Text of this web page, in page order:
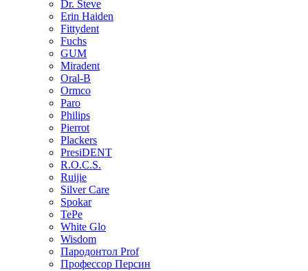
Dr. Steve
Erin Haiden
Fittydent
Fuchs
GUM
Miradent
Oral-B
Ormco
Paro
Philips
Pierrot
Plackers
PresiDENT
R.O.C.S.
Ruijie
Silver Care
Spokar
TePe
White Glo
Wisdom
Пародонтол Prof
Профессор Персин